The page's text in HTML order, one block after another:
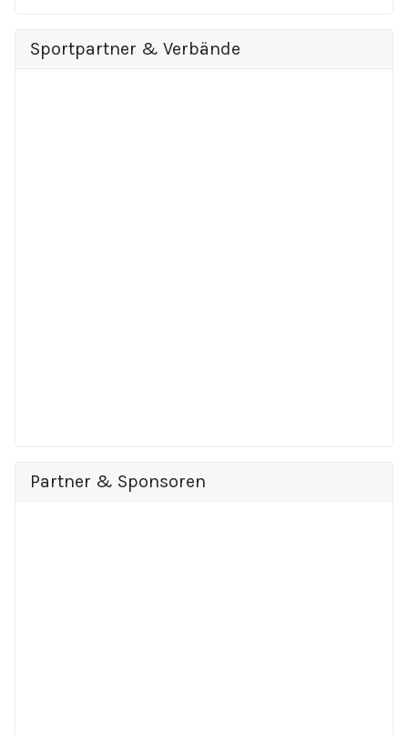
Sportpartner & Verbände
Partner & Sponsoren